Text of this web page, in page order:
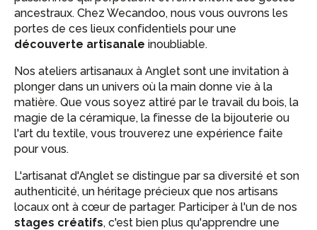
ancestraux. Chez Wecandoo, nous vous ouvrons les
portes de ces lieux confidentiels pour une
découverte artisanale inoubliable.
Nos ateliers artisanaux à Anglet sont une invitation à
plonger dans un univers où la main donne vie à la
matière. Que vous soyez attiré par le travail du bois, la
magie de la céramique, la finesse de la bijouterie ou
l'art du textile, vous trouverez une expérience faite
pour vous.
L'artisanat d'Anglet se distingue par sa diversité et son
authenticité, un héritage précieux que nos artisans
locaux ont à cœur de partager. Participer à l'un de nos
stages créatifs, c'est bien plus qu'apprendre une